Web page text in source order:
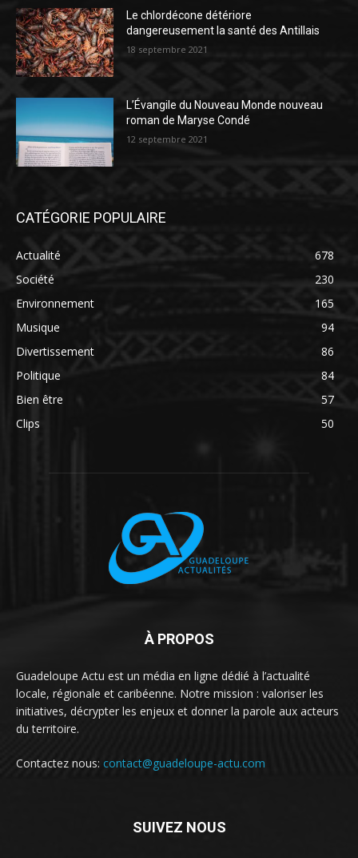
Le chlordécone détériore
dangereusement la santé des Antillais
18 septembre 2021
L’Évangile du Nouveau Monde nouveau
roman de Maryse Condé
12 septembre 2021
CATÉGORIE POPULAIRE
Actualité
678
Société
230
Environnement
165
Musique
94
Divertissement
86
Politique
84
Bien être
57
Clips
50
À PROPOS
Guadeloupe Actu est un média en ligne dédié à l’actualité
locale, régionale et caribéenne. Notre mission : valoriser les
initiatives, décrypter les enjeux et donner la parole aux acteurs
du territoire.
Contactez nous: contact@guadeloupe-actu.com
SUIVEZ NOUS